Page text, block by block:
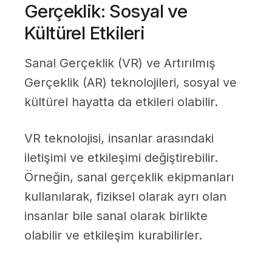
Gerçeklik: Sosyal ve
Kültürel Etkileri
Sanal Gerçeklik (VR) ve Artırılmış
Gerçeklik (AR) teknolojileri, sosyal ve
kültürel hayatta da etkileri olabilir.
VR teknolojisi, insanlar arasındaki
iletişimi ve etkileşimi değiştirebilir.
Örneğin, sanal gerçeklik ekipmanları
kullanılarak, fiziksel olarak ayrı olan
insanlar bile sanal olarak birlikte
olabilir ve etkileşim kurabilirler.